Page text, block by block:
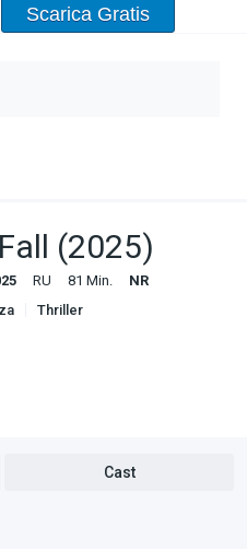
Scarica Gratis
(2025)
RU 81 Min.
NR
Thriller
Cast